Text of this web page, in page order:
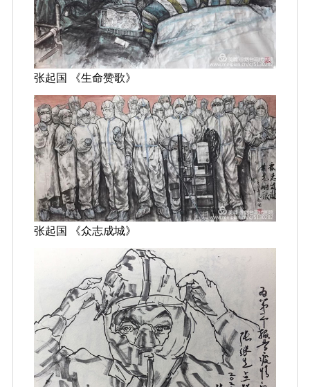
张起国 《生命赞歌》
张起国 《众志成城》